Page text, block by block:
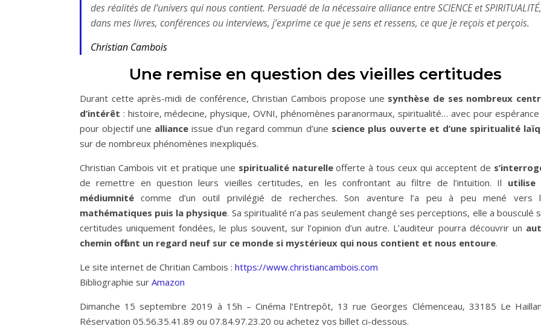
des réalités de l’univers qui nous contient. Persuadé de la nécessaire alliance entre SCIENCE et SPIRITUALITÉ,
dans mes livres, conférences ou interviews, j’exprime ce que je sens et ressens, ce que je reçois et perçois.
Christian Cambois
Une remise en question des vieilles certitudes
Durant cette après-midi de conférence, Christian Cambois propose une synthèse de ses nombreux
d’intérêt : histoire, médecine, physique, OVNI, phénomènes paranormaux, spiritualité… avec pour
pour objectif une alliance issue d’un regard commun d’une science plus ouverte et d’une spiritualité
sur de nombreux phénomènes inexpliqués.
Christian Cambois vit et pratique une spiritualité naturelleofferte à tous ceux qui acceptent de
de remettre en question leurs vieilles certitudes, en les confrontant au filtre de l’intuition. Il utilise
médiumnitécomme d’un outil privilégié de recherches. Son aventure l’a peu à peu mené vers
mathématiques puis la physique. Sa spiritualité n’a pas seulement changé ses perceptions, elle a bousculé
certitudes uniquement fondées, le plus souvent, sur l’opinion d’un autre. L’auditeur pourra découvrir un
chemin offrant un regard neuf sur ce monde si mystérieux qui nous contient et nous entoure.
Le site internet de Chritian Cambois : https://www.christiancambois.com
Bibliographie sur Amazon
Dimanche 15 septembre 2019 à 15h – Cinéma l’Entrepôt, 13 rue Georges Clémenceau, 33185 Le
Réservation 05.56.35.41.89 ou 07.84.97.23.20 ou achetez vos billet ci-dessous.